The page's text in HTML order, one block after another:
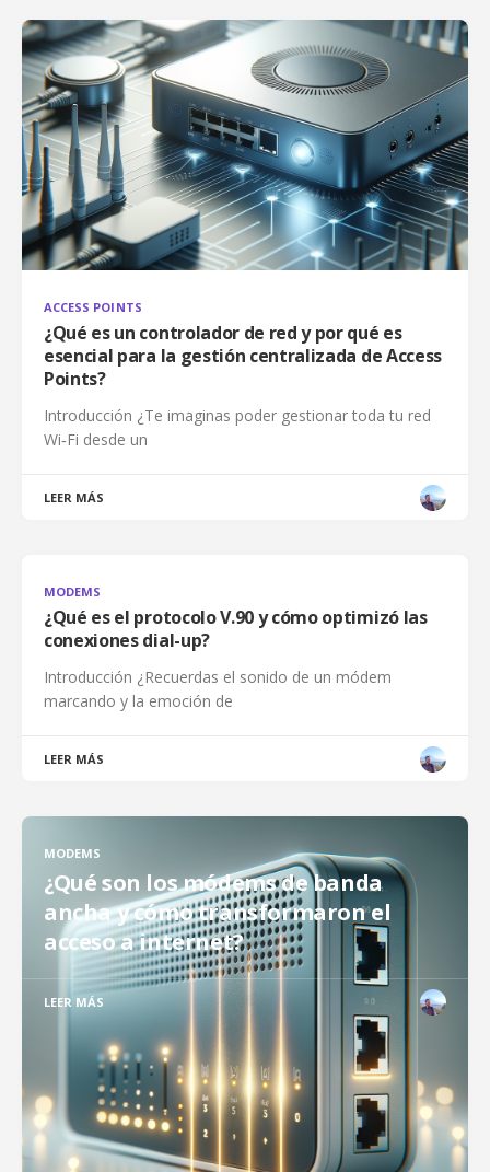
ACCESS POINTS
¿Qué es un controlador de red y por qué es
esencial para la gestión centralizada de Access
Points?
Introducción ¿Te imaginas poder gestionar toda tu red
Wi‑Fi desde un
LEER MÁS
MODEMS
¿Qué es el protocolo V.90 y cómo optimizó las
conexiones dial-up?
Introducción ¿Recuerdas el sonido de un módem
marcando y la emoción de
LEER MÁS
MODEMS
¿Qué son los módems de banda
ancha y cómo transformaron el
acceso a internet?
LEER MÁS